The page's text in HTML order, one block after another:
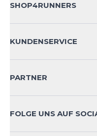
SHOP4RUNNERS
KUNDENSERVICE
PARTNER
FOLGE UNS AUF